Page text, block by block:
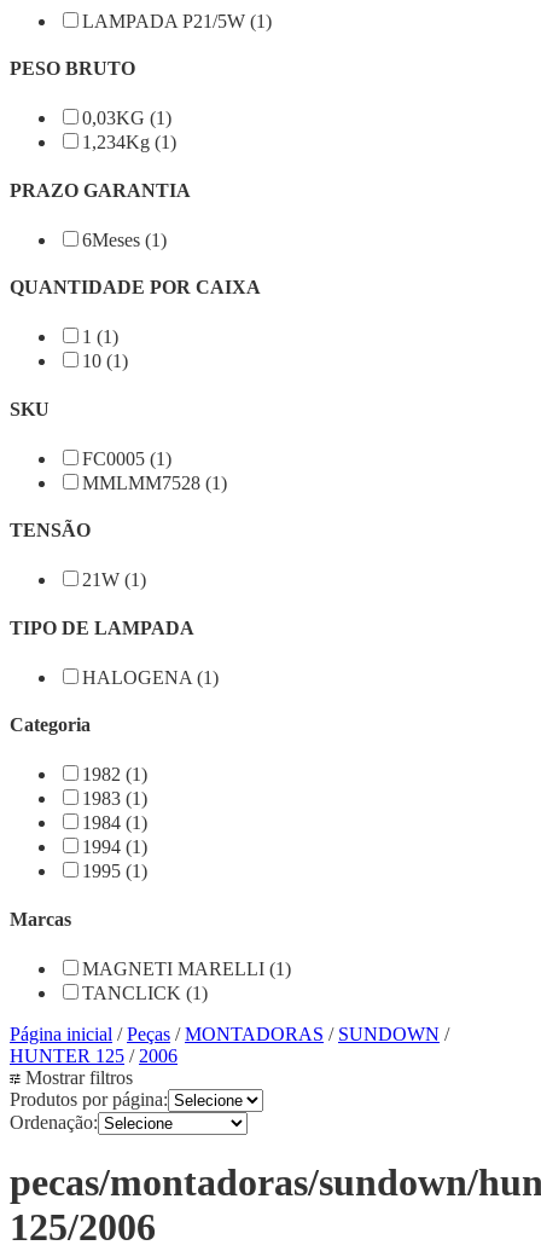
LAMPADA P21/5W (1)
PESO BRUTO
0,03KG (1)
1,234Kg (1)
PRAZO GARANTIA
6Meses (1)
QUANTIDADE POR CAIXA
1 (1)
10 (1)
SKU
FC0005 (1)
MMLMM7528 (1)
TENSÃO
21W (1)
TIPO DE LAMPADA
HALOGENA (1)
Categoria
1982 (1)
1983 (1)
1984 (1)
1994 (1)
1995 (1)
Marcas
MAGNETI MARELLI (1)
TANCLICK (1)
Página inicial /Peças /MONTADORAS / SUNDOWN /
HUNTER 125 / 2006
Mostrar filtros
Produtos por página:
Ordenação:
pecas/montadoras/sundown/
125/2006